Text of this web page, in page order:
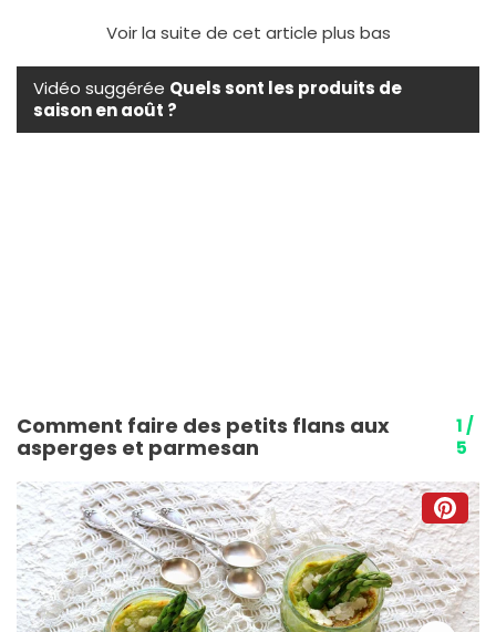
Voir la suite de cet article plus bas
Vidéo suggérée Quels sont les produits de
saison en août ?
Comment faire des petits flans aux
asperges et parmesan
1 /
5